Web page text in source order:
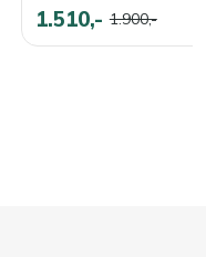
1.510,- 1.900,-